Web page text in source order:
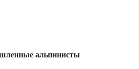
альпинисты